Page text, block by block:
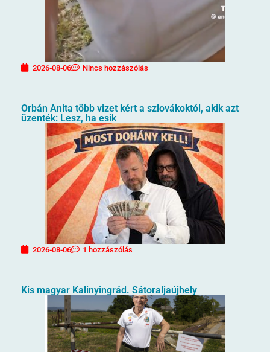
2026-08-06 Nincs hozzászólás
Orbán Anita több vizet kért a szlovákoktól, akik azt
üzenték: Lesz, ha esik
2026-08-06 1 hozzászólás
Kis magyar Kalinyingrád. Sátoraljaújhely